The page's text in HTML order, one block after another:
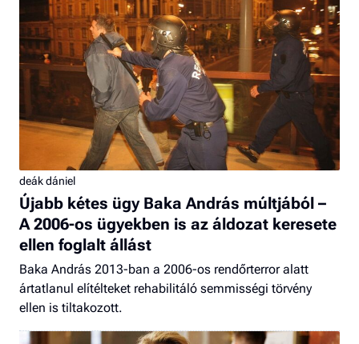
deák dániel
Újabb kétes ügy Baka András múltjából –
A 2006-os ügyekben is az áldozat keresete
ellen foglalt állást
Baka András 2013-ban a 2006-os rendőrterror alatt
ártatlanul elítélteket rehabilitáló semmisségi törvény
ellen is tiltakozott.